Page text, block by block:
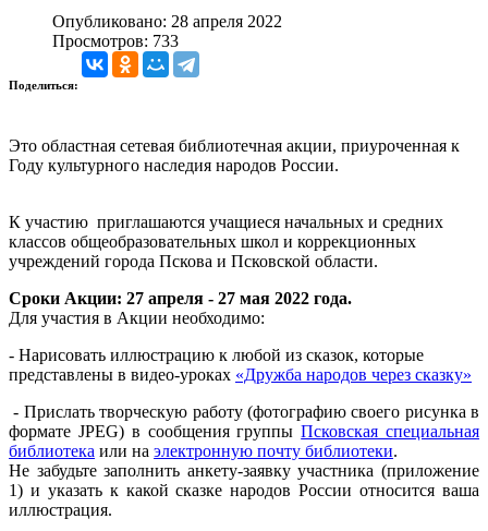
Опубликовано: 28 апреля 2022
Просмотров: 733
Поделиться:
Это областная сетевая библиотечная акции, приуроченная к
Году культурного наследия народов России.
К участию приглашаются учащиеся начальных и средних
классов общеобразовательных школ и коррекционных
учреждений города Пскова и Псковской области.
Сроки Акции: 27 апреля - 27 мая 2022 года.
Для участия в Акции необходимо:
- Нарисовать иллюстрацию к любой из сказок, которые
представлены в видео-уроках «Дружба народов через сказку»
- Прислать творческую работу (фотографию своего рисунка в
формате JPEG) в сообщения группыПсковская специальная
библиотека или на электронную почту библиотеки.
Не забудьте заполнить анкету-заявку участника (приложение
1) и указать к какой сказке народов России относится ваша
иллюстрация.